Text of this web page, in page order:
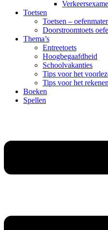
Toetsen
Toetsen –
Doorstroomtoets
Thema’s
Entreetoets
Hoogbegaafdheid
Schoolvakanties
Tips voor het
Tips voor het rekenen
Boeken
Spellen